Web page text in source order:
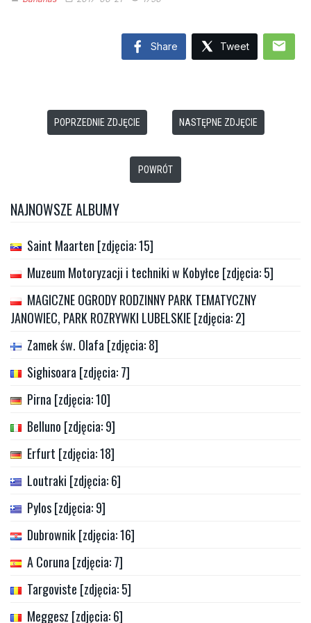
Share Tweet mail
POPRZEDNIE ZDJĘCIE NASTĘPNE ZDJĘCIE
POWRÓT
NAJNOWSZE ALBUMY
Saint Maarten [zdjęcia: 15]
Muzeum Motoryzacji i techniki w Kobyłce [zdjęcia: 5]
MAGICZNE OGRODY RODZINNY PARK TEMATYCZNY
JANOWIEC, PARK ROZRYWKI LUBELSKIE [zdjęcia: 2]
Zamek św. Olafa [zdjęcia: 8]
Sighisoara [zdjęcia: 7]
Pirna [zdjęcia: 10]
Belluno [zdjęcia: 9]
Erfurt [zdjęcia: 18]
Loutraki [zdjęcia: 6]
Pylos [zdjęcia: 9]
Dubrownik [zdjęcia: 16]
A Coruna [zdjęcia: 7]
Targoviste [zdjęcia: 5]
Meggesz [zdjęcia: 6]